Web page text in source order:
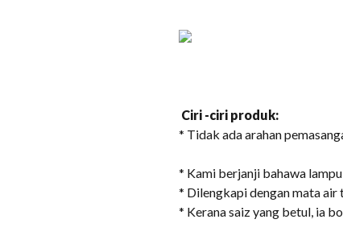
Ciri -ciri produk:
* Tidak ada arahan
* Kami berjanji bahawa
* Dilengkapi dengan mata
* Kerana saiz yang betul, ia